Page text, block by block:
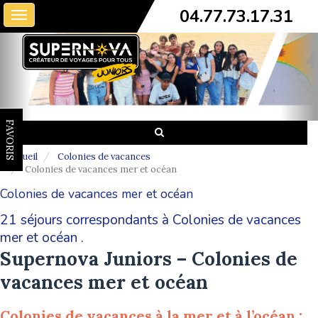
Toggle
navigation
04.77.73.17.31
FAVORIS
Accueil
Colonies de vacances
Colonies de vacances mer et océan
Colonies de vacances mer et océan
21 séjours correspondants à Colonies de vacances
mer et océan .
Supernova Juniors – Colonies de
vacances mer et océan